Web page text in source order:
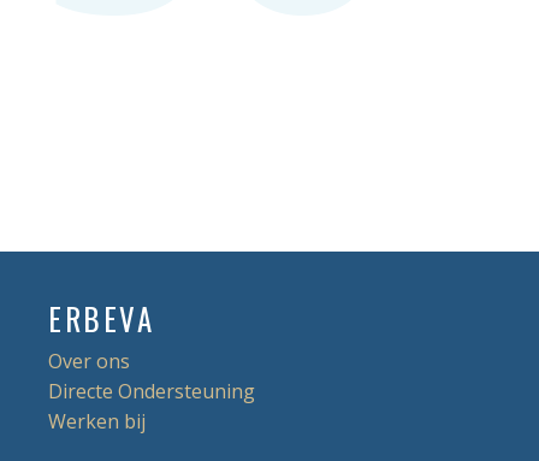
ERBEVA
Over ons
Directe Ondersteuning
Werken bij